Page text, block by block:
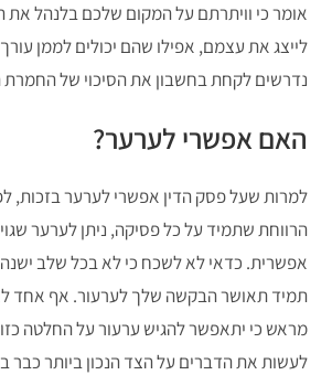
אומר כי וויתרתם על המקום שלכם בלנהל את
לייצג את עצמם, אפילו שהם יכולים לממן
נדרשים לקחת בחשבון את הסיכוי של
האם אפשרי לערער?
למרות שעל פסק הדין אפשרי לערער בזכות,
הרווחת שתמיד על כל פסיקה, ניתן לערער
אפשרית. כדאי לא לשכח כי לא בכל שלב ישנה
תמיד תאושר הבקשה שלך לערעור. אף אחד
מראש כי יתאפשר להגיש ערעור על החלטה
לעשות את הדברים על הצד הנכון ביותר כבר